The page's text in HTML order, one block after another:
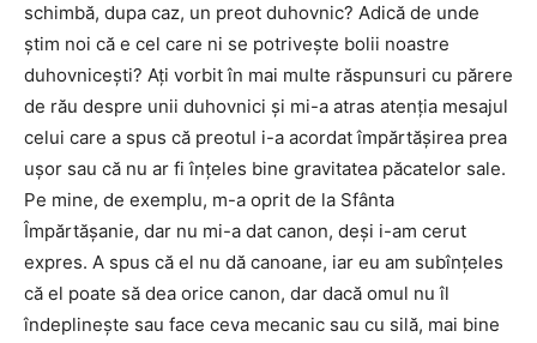
schimbă, dupa caz, un preot duhovnic? Adică de unde
ştim noi că e cel care ni se potriveşte bolii noastre
duhovniceşti? Aţi vorbit în mai multe răspunsuri cu părere
de rău despre unii duhovnici şi mi-a atras atenţia mesajul
celui care a spus că preotul i-a acordat împărtăşirea prea
uşor sau că nu ar fi înţeles bine gravitatea păcatelor sale.
Pe mine, de exemplu, m-a oprit de la Sfânta
Împărtăşanie, dar nu mi-a dat canon, deşi i-am cerut
expres. A spus că el nu dă canoane, iar eu am subînţeles
că el poate să dea orice canon, dar dacă omul nu îl
îndeplineşte sau face ceva mecanic sau cu silă, mai bine